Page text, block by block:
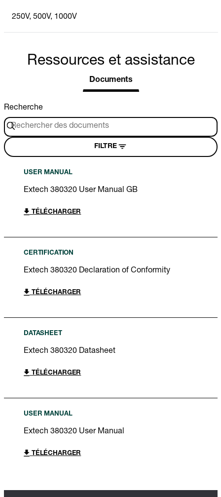
250V, 500V, 1000V
Ressources et assistance
Documents
Recherche
FILTRE
USER MANUAL
Extech 380320 User Manual GB
TÉLÉCHARGER
CERTIFICATION
Extech 380320 Declaration of Conformity
TÉLÉCHARGER
DATASHEET
Extech 380320 Datasheet
TÉLÉCHARGER
USER MANUAL
Extech 380320 User Manual
TÉLÉCHARGER